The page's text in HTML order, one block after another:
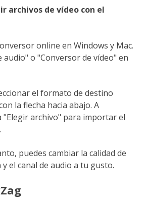
archivos de vídeo con el
online en Windows y Mac.
audio" o "Conversor de vídeo" en
el formato de destino
la flecha hacia abajo. A
"Elegir archivo" para importar el
puedes cambiar la calidad de
el canal de audio a tu gusto.